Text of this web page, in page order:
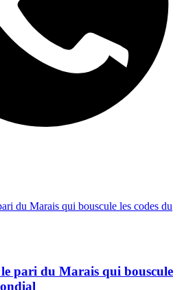
pari du Marais qui bouscule